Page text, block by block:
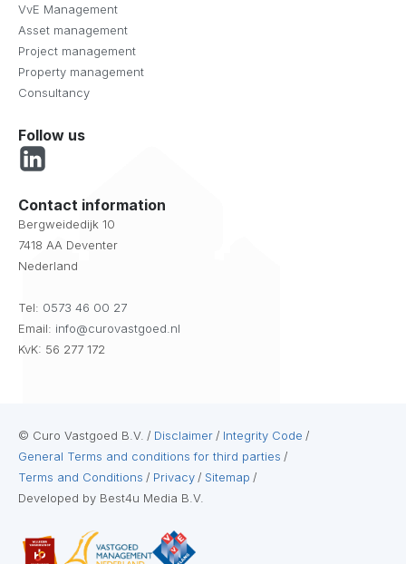
VvE Management
Asset management
Project management
Property management
Consultancy
Follow us
Contact information
Bergweidedijk 10
7418 AA Deventer
Nederland
Tel: 0573 46 00 27
Email: info@curovastgoed.nl
KvK: 56 277 172
© Curo Vastgoed B.V. / Disclaimer / Integrity Code /
General Terms and conditions for third parties /
Terms and Conditions / Privacy / Sitemap /
Developed by Best4u Media B.V.